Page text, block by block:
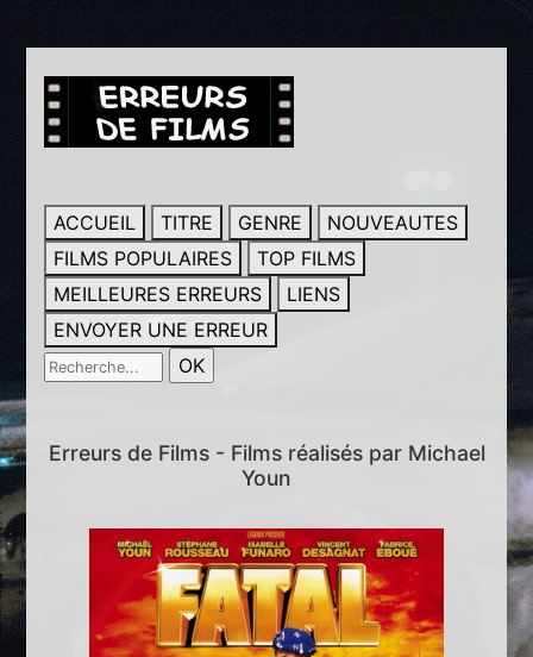
ACCUEIL TITRE GENRE
NOUVEAUTES
FILMS POPULAIRES
TOP FILMS
MEILLEURES ERREURS
LIENS
ENVOYER UNE ERREUR
Erreurs de Films - Films réalisés par Michael
Youn